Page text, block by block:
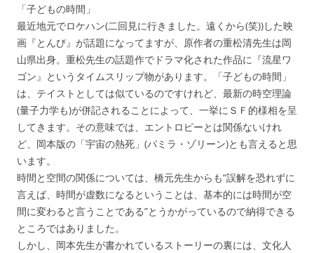
「子どもの時間」
最近地元でロケハン(二回見に行きました。遠くから(笑))した映
画『とんび』が話題になってますが、原作者の重松清先生は岡
山県出身。重松先生の話題作でドラマ化された作品に『流星ワ
ゴン』というタイムスリップ物があります。「子どもの時間」
は、テイストとしては似ているのですけれど、最新の時空理論
(量子力学も)が併記されることによって、一挙にＳＦ的様相を呈
してきます。その意味では、エントロピーとは関係ないけれ
ど、岡本版の「宇宙の熱死」(パミラ・ゾリーン)とも言えると思
います。
時間と空間の関係については、橋元先生からも“誤解を恐れずに
言えば、時間が虚数になるということは、基本的には時間が空
間に変わると言うことである”とうかがっているので納得できる
ところではありました。
しかし、岡本先生が書かれているストーリーの裏には、文化人